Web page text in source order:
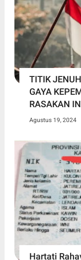
TITIK
GAYA
RASAKAN
Agustus 19, 2024
Hartati